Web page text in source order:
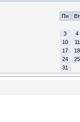
Пн
Вт
3
4
10
11
17
18
24
25
31